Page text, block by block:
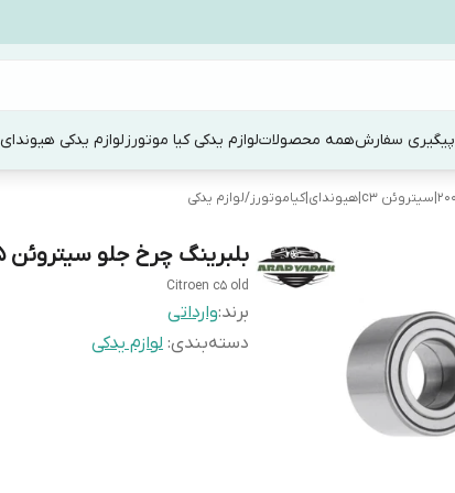
پیگیری سفارشهمه محصولاتلوازم یدکی کیا موتورزلوازم یدکی هیوندای
/لوازم یدکی
بلبرینگ چرخ جلو سیتروئن c5 قدیم
Citroen c5 old
برند:وارداتی
دسته‌بندی: لوازم یدکی